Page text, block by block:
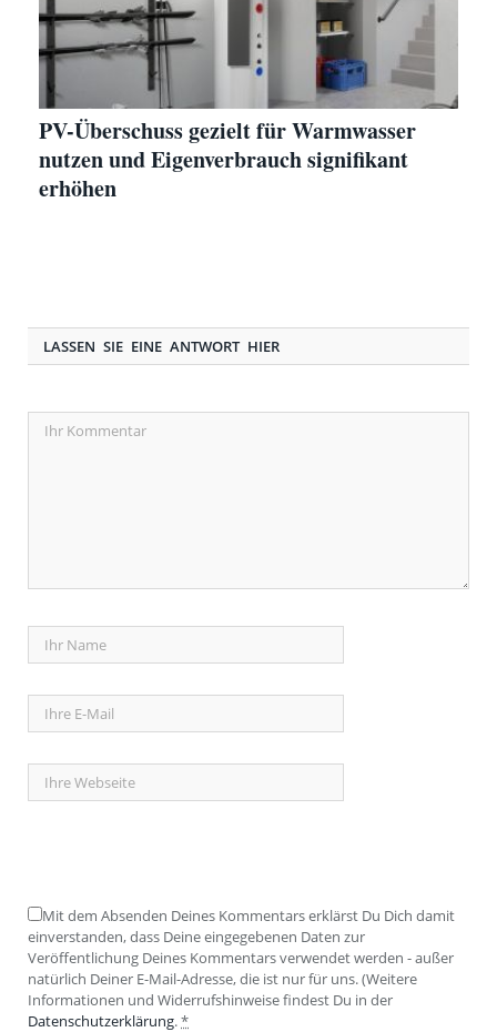
PV-Überschuss gezielt für Warmwasser
nutzen und Eigenverbrauch signifikant
erhöhen
LASSEN SIE EINE ANTWORT HIER
Mit dem Absenden Deines Kommentars erklärst Du Dich damit
einverstanden, dass Deine eingegebenen Daten zur
Veröffentlichung Deines Kommentars verwendet werden - außer
natürlich Deiner E-Mail-Adresse, die ist nur für uns. (Weitere
Informationen und Widerrufshinweise findest Du in der
Datenschutzerklärung.*